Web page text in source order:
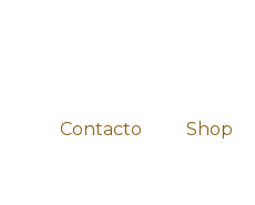
Contacto Shop